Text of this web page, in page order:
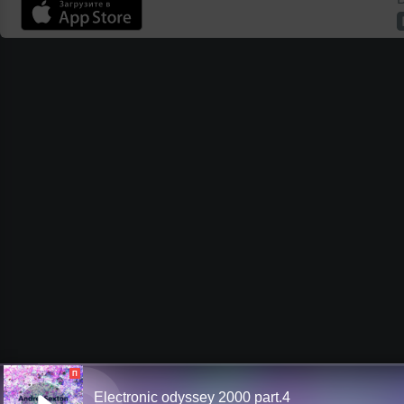
П
Electronic odyssey 2000 part.4